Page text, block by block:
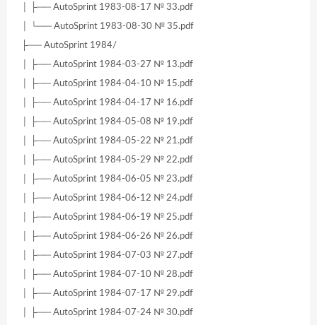
│ ├── AutoSprint 1983-08-17 № 33.pdf
│ └── AutoSprint 1983-08-30 № 35.pdf
├── AutoSprint 1984/
│ ├── AutoSprint 1984-03-27 № 13.pdf
│ ├── AutoSprint 1984-04-10 № 15.pdf
│ ├── AutoSprint 1984-04-17 № 16.pdf
│ ├── AutoSprint 1984-05-08 № 19.pdf
│ ├── AutoSprint 1984-05-22 № 21.pdf
│ ├── AutoSprint 1984-05-29 № 22.pdf
│ ├── AutoSprint 1984-06-05 № 23.pdf
│ ├── AutoSprint 1984-06-12 № 24.pdf
│ ├── AutoSprint 1984-06-19 № 25.pdf
│ ├── AutoSprint 1984-06-26 № 26.pdf
│ ├── AutoSprint 1984-07-03 № 27.pdf
│ ├── AutoSprint 1984-07-10 № 28.pdf
│ ├── AutoSprint 1984-07-17 № 29.pdf
│ ├── AutoSprint 1984-07-24 № 30.pdf